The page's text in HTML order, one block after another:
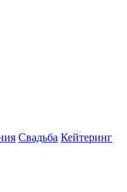
Свадьба Кейтеринг